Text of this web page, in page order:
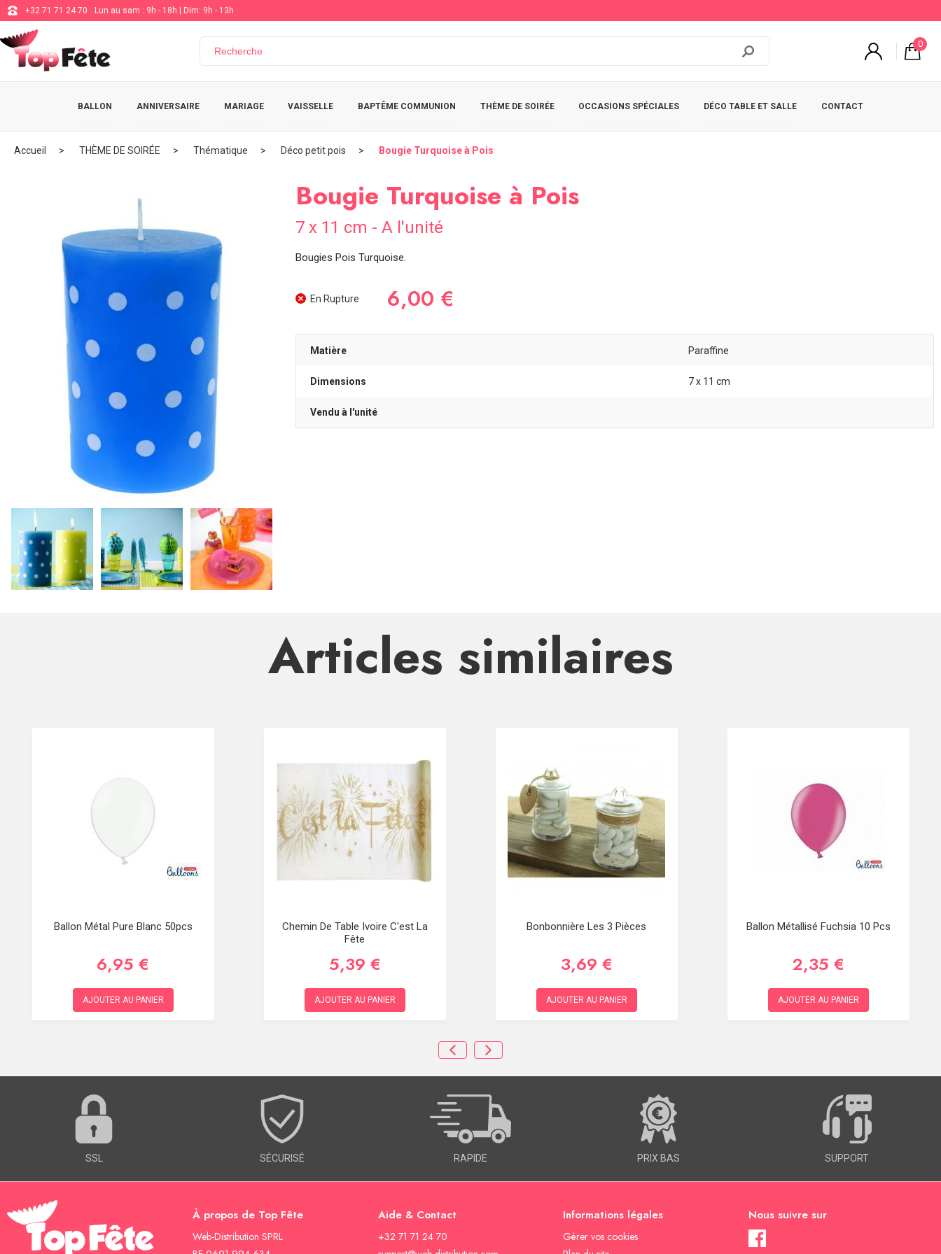
+32 71 71 24 70 Lun au sam : 9h - 18h | Dim: 9h - 13h
0
BALLON ANNIVERSAIRE MARIAGE VAISSELLE BAPTÊME COMMUNION THÈME DE SOIRÉE OCCASIONS SPÉCIALES DÉCO TABLE ET SALLE CONTACT
Accueil THÈME DE SOIRÉE Thématique Déco petit pois Bougie Turquoise à Pois
Bougie Turquoise à Pois
7 x 11 cm - A l'unité
Bougies Pois Turquoise.
En Rupture 6,00 €
Matière Paraffine
Dimensions 7 x 11 cm
Vendu à l'unité
Articles similaires
Ballon Métal Pure Blanc 50pcs
6,95 €
AJOUTER AU PANIER
Chemin De Table Ivoire C'est La
Fête
5,39 €
AJOUTER AU PANIER
Bonbonnière Les 3 Pièces
3,69 €
AJOUTER AU PANIER
Ballon Métallisé Fuchsia 10 Pcs
2,35 €
AJOUTER AU PANIER
SSL SÉCURISÉ RAPIDE PRIX BAS SUPPORT
À propos de Top Fête
Web-Distribution SPRL
Aide & Contact
+32 71 71 24 70
Informations légales
Gèrer vos cookies
Nous suivre sur